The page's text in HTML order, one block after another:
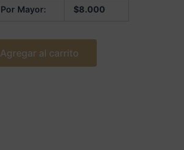
Por Mayor: $8.000
Agregar al carrito